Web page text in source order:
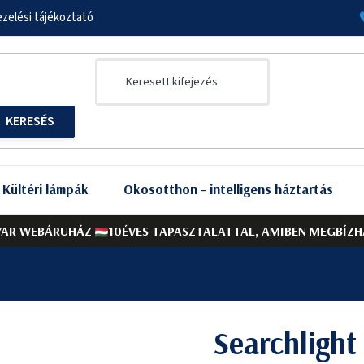
WEBÁRUHÁZ 10ÉVES TAPASZTALATTAL, AMIBEN
tájékoztató
Kültéri lámpák Okosotthon - intelligens háztartás
Searchlight